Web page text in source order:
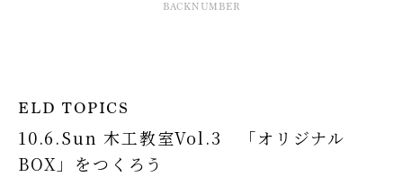
BACKNUMBER
ELD TOPICS
10.6.Sun 木工教室Vol.3 「オリジナル
BOX」をつくろう